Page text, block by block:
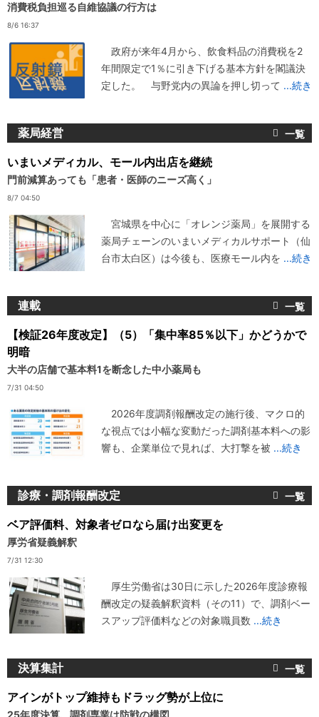
消費税負担巡る自維協議の行方は
8/6 16:37
政府が来年4月から、飲食料品の消費税を2
年間限定で1％に引き下げる基本方針を閣議決
定した。 与野党内の異論を押し切って ...続き
薬局経営
いまいメディカル、モール内出店を継続
門前減算あっても「患者・医師のニーズ高く」
8/7 04:50
宮城県を中心に「オレンジ薬局」を展開する
薬局チェーンのいまいメディカルサポート（仙
台市太白区）は今後も、医療モール内を ...続き
連載
【検証26年度改定】（5）「集中率85％以下」かどうかで
明暗
大半の店舗で基本料1を断念した中小薬局も
7/31 04:50
2026年度調剤報酬改定の施行後、マクロ的
な視点では小幅な変動だった調剤基本料への影
響も、企業単位で見れば、大打撃を被 ...続き
診療・調剤報酬改定
ベア評価料、対象者ゼロなら届け出変更を
厚労省疑義解釈
7/31 12:30
厚生労働省は30日に示した2026年度診療報
酬改定の疑義解釈資料（その11）で、調剤ベー
スアップ評価料などの対象職員数 ...続き
決算集計
アインがトップ維持もドラッグ勢が上位に
25年度決算、調剤専業は防戦の構図